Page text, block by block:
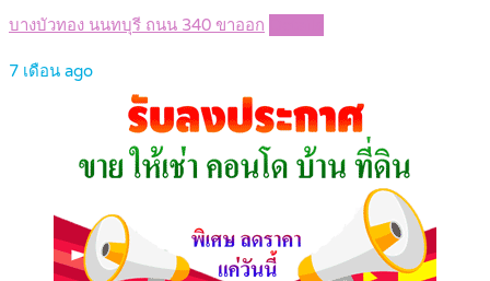
บางบัวทอง นนทบุรี ถนน 340 ขาออก
7 เดือน ago